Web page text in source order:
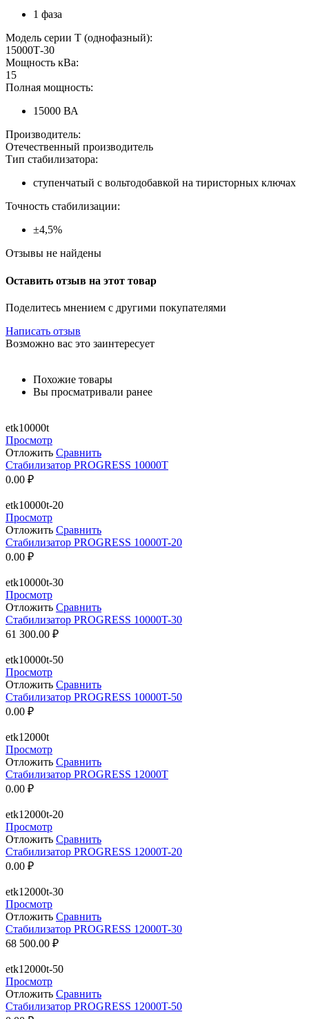
1 фаза
Модель серии Т (однофазный):
15000Т-30
Мощность кВа:
15
Полная мощность:
15000 ВА
Производитель:
Отечественный производитель
Тип стабилизатора:
ступенчатый с вольтодобавкой на тиристорных ключах
Точность стабилизации:
±4,5%
Отзывы не найдены
Оставить отзыв на этот товар
Поделитесь мнением с другими покупателями
Написать отзыв
Возможно вас это заинтересует
Похожие товары
Вы просматривали ранее
etk10000t
Просмотр
Отложить Сравнить
Стабилизатор PROGRESS 10000T
0.00 ₽
etk10000t-20
Просмотр
Отложить Сравнить
Стабилизатор PROGRESS 10000T-20
0.00 ₽
etk10000t-30
Просмотр
Отложить Сравнить
Стабилизатор PROGRESS 10000T-30
61 300.00 ₽
etk10000t-50
Просмотр
Отложить Сравнить
Стабилизатор PROGRESS 10000T-50
0.00 ₽
etk12000t
Просмотр
Отложить Сравнить
Стабилизатор PROGRESS 12000T
0.00 ₽
etk12000t-20
Просмотр
Отложить Сравнить
Стабилизатор PROGRESS 12000T-20
0.00 ₽
etk12000t-30
Просмотр
Отложить Сравнить
Стабилизатор PROGRESS 12000T-30
68 500.00 ₽
etk12000t-50
Просмотр
Отложить Сравнить
Стабилизатор PROGRESS 12000T-50